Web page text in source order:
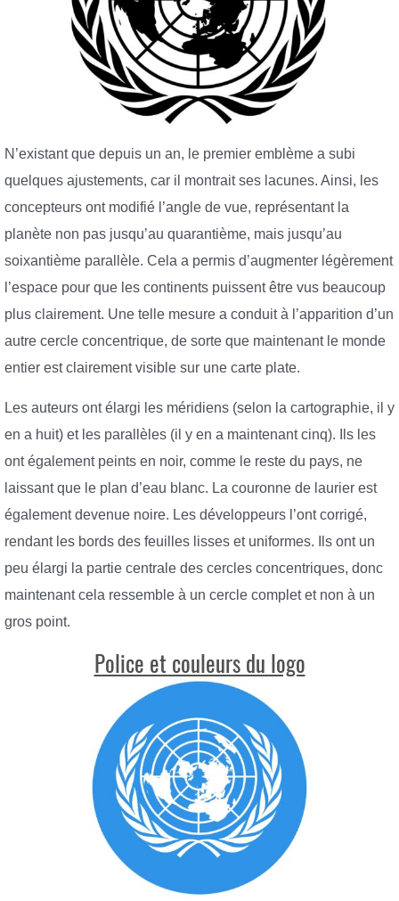
N’existant que depuis un an, le premier emblème a subi
quelques ajustements, car il montrait ses lacunes. Ainsi, les
concepteurs ont modifié l’angle de vue, représentant la
planète non pas jusqu’au quarantième, mais jusqu’au
soixantième parallèle. Cela a permis d’augmenter légèrement
l’espace pour que les continents puissent être vus beaucoup
plus clairement. Une telle mesure a conduit à l’apparition d’un
autre cercle concentrique, de sorte que maintenant le monde
entier est clairement visible sur une carte plate.
Les auteurs ont élargi les méridiens (selon la cartographie, il y
en a huit) et les parallèles (il y en a maintenant cinq). Ils les
ont également peints en noir, comme le reste du pays, ne
laissant que le plan d’eau blanc. La couronne de laurier est
également devenue noire. Les développeurs l’ont corrigé,
rendant les bords des feuilles lisses et uniformes. Ils ont un
peu élargi la partie centrale des cercles concentriques, donc
maintenant cela ressemble à un cercle complet et non à un
gros point.
Police et couleurs du logo